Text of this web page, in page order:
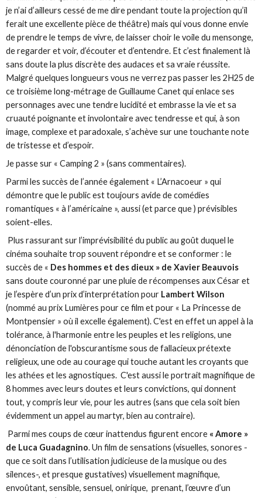
je n’ai d’ailleurs cessé de me dire pendant toute la projection qu’il
ferait une excellente pièce de théâtre) mais qui vous donne envie
de prendre le temps de vivre, de laisser choir le voile du mensonge,
de regarder et voir, d’écouter et d’entendre. Et c’est finalement là
sans doute la plus discrète des audaces et sa vraie réussite.
Malgré quelques longueurs vous ne verrez pas passer les 2H25 de
ce troisième long-métrage de Guillaume Canet qui enlace ses
personnages avec une tendre lucidité et embrasse la vie et sa
cruauté poignante et involontaire avec tendresse et qui, à son
image, complexe et paradoxale, s’achève sur une touchante note
de tristesse et d’espoir.
Je passe sur « Camping 2 » (sans commentaires).
Parmi les succès de l’année également « L’Arnacoeur » qui
démontre que le public est toujours avide de comédies
romantiques « à l’américaine », aussi (et parce que ) prévisibles
soient-elles.
Plus rassurant sur l’imprévisibilité du public au goût duquel le
cinéma souhaite trop souvent répondre et se conformer : le
succès de « Des hommes et des dieux » de Xavier Beauvois
sans doute couronné par une pluie de récompenses aux César et
je l’espère d’un prix d’interprétation pour Lambert Wilson
(nommé au prix Lumières pour ce film et pour « La Princesse de
Montpensier » où il excelle également). C'est en effet un appel à la
tolérance, à l'harmonie entre les peuples et les religions, une
dénonciation de l'obscurantisme sous de fallacieux prétexte
religieux, une ode au courage qui touche autant les croyants que
les athées et les agnostiques. C'est aussi le portrait magnifique de
8 hommes avec leurs doutes et leurs convictions, qui donnent
tout, y compris leur vie, pour les autres (sans que cela soit bien
évidemment un appel au martyr, bien au contraire).
Parmi mes coups de cœur inattendus figurent encore « Amore »
de Luca Guadagnino. Un film de sensations (visuelles, sonores -
que ce soit dans l’utilisation judicieuse de la musique ou des
silences-, et presque gustatives) visuellement magnifique,
envoûtant, sensible, sensuel, onirique, prenant, l’œuvre d’un